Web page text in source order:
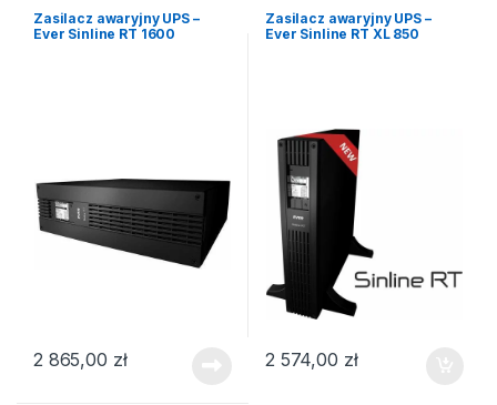
Zasilacz awaryjny UPS –
Ever Sinline RT 1600
2 865,00 zł
Zasilacz awaryjny UPS –
Ever Sinline RT XL 850
2 574,00 zł